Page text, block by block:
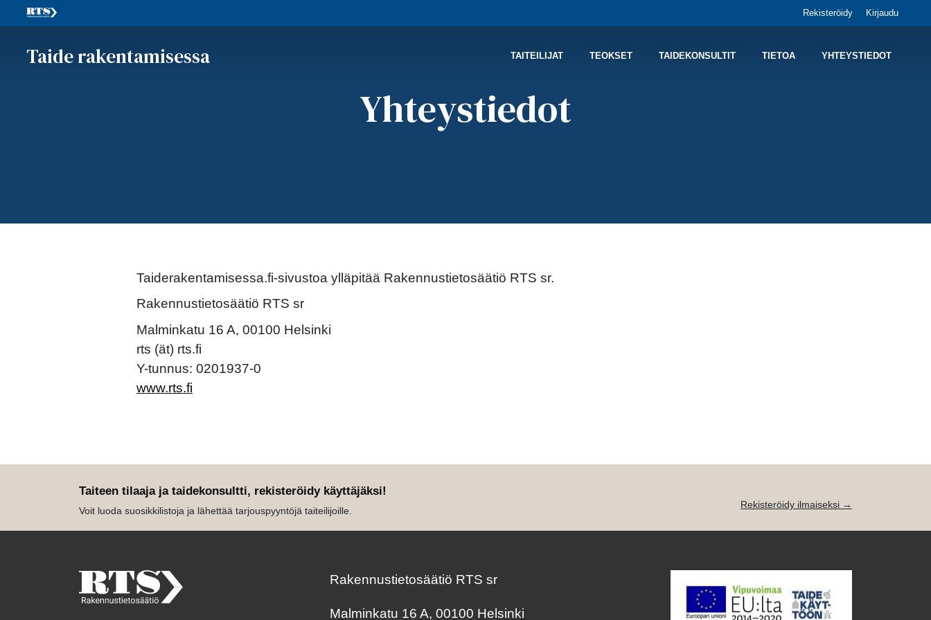
Rekisteröidy Kirjaudu
Taide rakentamisessa TAITEILIJAT TEOKSET TAIDEKONSULTIT TIETOA YHTEYSTIEDOT
Yhteystiedot
Taiderakentamisessa.fi-sivustoa ylläpitää Rakennustietosäätiö RTS sr.
Rakennustietosäätiö RTS sr
Malminkatu 16 A, 00100 Helsinki
rts (ät) rts.fi
Y-tunnus: 0201937-0
www.rts.fi
Taiteen tilaaja ja taidekonsultti, rekisteröidy käyttäjäksi!
Voit luoda suosikkilistoja ja lähettää tarjouspyyntöjä taiteilijoille.
Rekisteröidy ilmaiseksi →
Rakennustietosäätiö RTS sr
Malminkatu 16 A, 00100 Helsinki